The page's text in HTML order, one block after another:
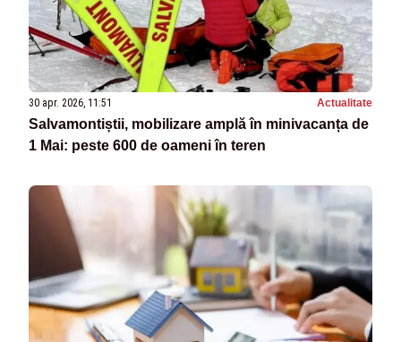
30 apr. 2026, 11:51 Actualitate
Salvamontiștii, mobilizare amplă în minivacanța de
1 Mai: peste 600 de oameni în teren